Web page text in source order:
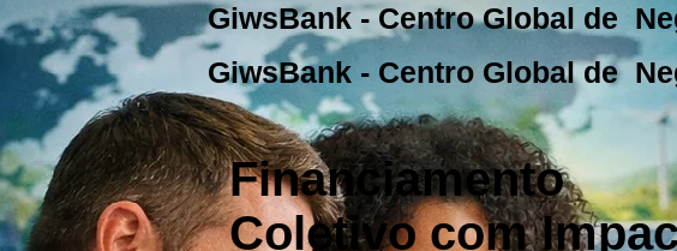
Financiamento
Coletivo com
GiwsBank - Centro Global de
GiwsBank - Centro Global de